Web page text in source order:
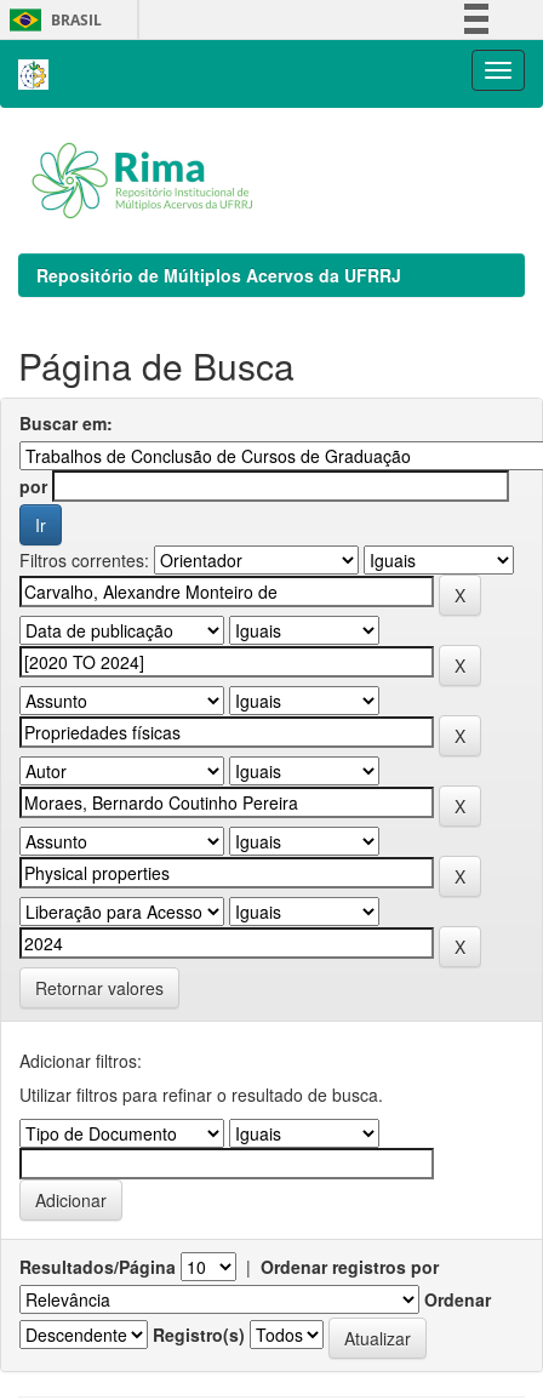
Skip
navigation
BRASIL
Repositório de Múltiplos Acervos da UFRRJ
Página de Busca
Buscar em:
por
Filtros correntes:
Retornar valores
Adicionar filtros:
Utilizar filtros para refinar o resultado de busca.
Resultados/Página | Ordenar registros por
Ordenar
Registro(s)